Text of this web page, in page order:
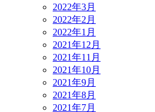
2022年3月
2022年2月
2022年1月
2021年12月
2021年11月
2021年10月
2021年9月
2021年8月
2021年7月